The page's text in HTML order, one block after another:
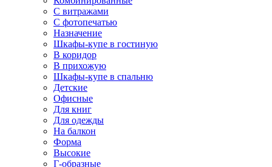
С витражами
С фотопечатью
Назначение
Шкафы-купе в гостиную
В коридор
В прихожую
Шкафы-купе в спальню
Детские
Офисные
Для книг
Для одежды
На балкон
Форма
Высокие
Г-образные